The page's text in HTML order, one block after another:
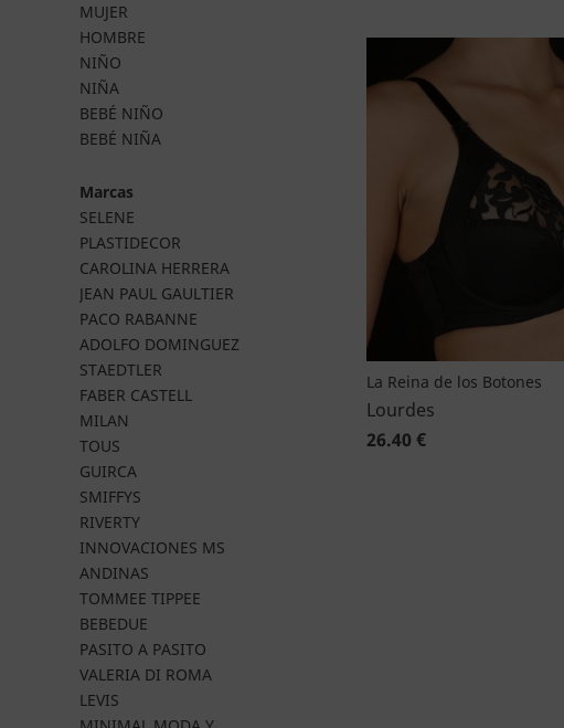
MUJER
HOMBRE
NIÑO
NIÑA
BEBÉ NIÑO
BEBÉ NIÑA
Marcas
SELENE
PLASTIDECOR
CAROLINA HERRERA
JEAN PAUL GAULTIER
PACO RABANNE
ADOLFO DOMINGUEZ
STAEDTLER
FABER CASTELL
MILAN
TOUS
GUIRCA
SMIFFYS
RIVERTY
INNOVACIONES MS
ANDINAS
TOMMEE TIPPEE
BEBEDUE
PASITO A PASITO
VALERIA DI ROMA
LEVIS
La Reina de los Botones
Lourdes
26.40 €